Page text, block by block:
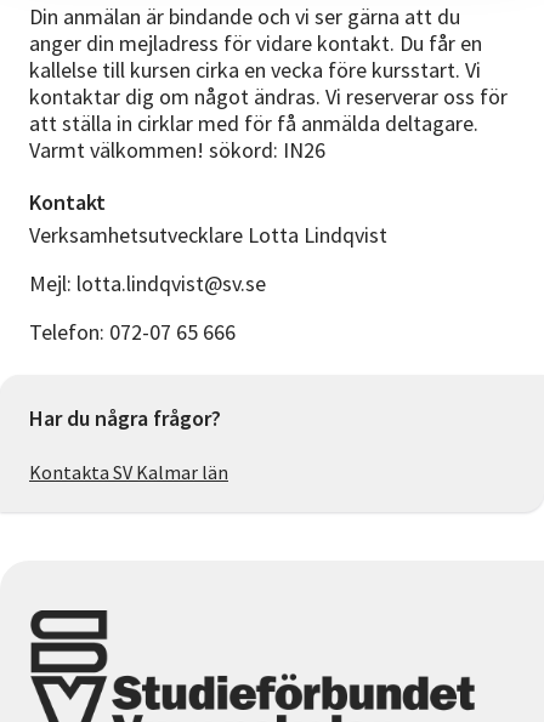
Din anmälan är bindande och vi ser gärna att du
anger din mejladress för vidare kontakt. Du får en
kallelse till kursen cirka en vecka före kursstart. Vi
kontaktar dig om något ändras. Vi reserverar oss för
att ställa in cirklar med för få anmälda deltagare.
Varmt välkommen! sökord: IN26
Kontakt
Verksamhetsutvecklare Lotta Lindqvist
Mejl: lotta.lindqvist@sv.se
Telefon: 072-07 65 666
Har du några frågor?
Kontakta SV Kalmar län